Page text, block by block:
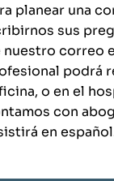
planear una
sus
nuestro correo
podrá
o en el
con
en